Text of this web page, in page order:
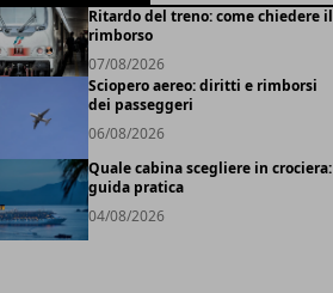
Ritardo del treno: come chiedere il
rimborso
07/08/2026
Sciopero aereo: diritti e rimborsi
dei passeggeri
06/08/2026
Quale cabina scegliere in crociera:
guida pratica
04/08/2026